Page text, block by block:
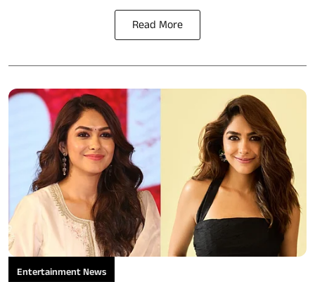
Read More
Entertainment News